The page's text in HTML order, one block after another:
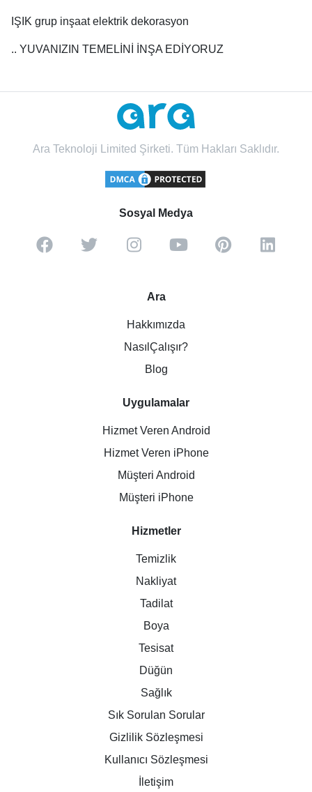
IŞIK grup inşaat elektrik dekorasyon
.. YUVANIZIN TEMELİNİ İNŞA EDİYORUZ
Ara Teknoloji Limited Şirketi. Tüm Hakları Saklıdır.
Sosyal Medya
Ara
Hakkımızda
NasılÇalışır?
Blog
Uygulamalar
Hizmet Veren Android
Hizmet Veren iPhone
Müşteri Android
Müşteri iPhone
Hizmetler
Temizlik
Nakliyat
Tadilat
Boya
Tesisat
Düğün
Sağlık
Sık Sorulan Sorular
Gizlilik Sözleşmesi
Kullanıcı Sözleşmesi
İletişim